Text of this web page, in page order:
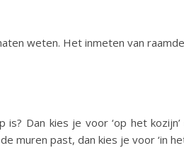
weten. Het inmeten van
Dan kies je voor ‘op het
muren past, dan kies je voor ‘in